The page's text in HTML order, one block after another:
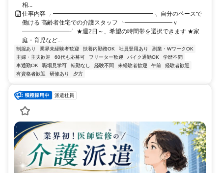
相...
仕事内容 ╭━━━━━━━━━━━━━━━━━╮ 自分のペースで
働ける 高齢者住宅での介護スタッフ ╰━━━━━━━━ｖ
━━━━━━━━╯ ★週2日～、希望の時間帯を選択できます ★家
庭・育児など...
制服あり 業界未経験者歓迎 扶養内勤務OK 社員登用あり
副業・WワークOK
主婦・主夫歓迎
60代も応募可 フリーター歓迎 バイク通勤OK
学歴不問
車通勤OK
職場見学可 転勤なし 経験不問 未経験者歓迎 午前
経験者歓迎
有資格者歓迎
研修あり 夕方
派遣社員